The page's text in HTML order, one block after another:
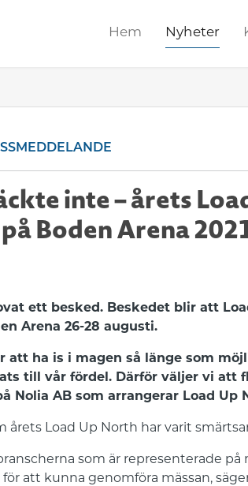
Hem Nyheter
inte – årets
Boden Arena
ett besked. Beskedet blir att
Arena 26-28 augusti.
att ha is i magen så länge som
till vår fördel. Därför väljer vi att
Nolia AB som arrangerar Load Up
årets Load Up North har varit
som är representerade
att kunna genomföra mässan,